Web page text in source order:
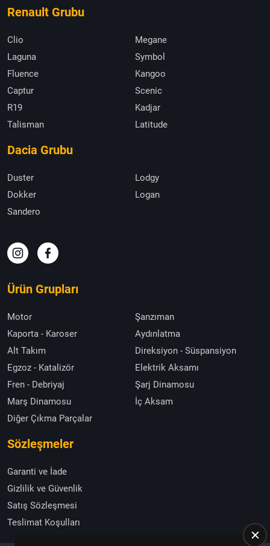
Renault Grubu
Clio
Megane
Laguna
Symbol
Fluence
Kangoo
Captur
Scenic
R19
Kadjar
Talisman
Latitude
Dacia Grubu
Duster
Lodgy
Dokker
Logan
Sandero
Ürün Grupları
Motor
Şanzıman
Kaporta - Karoser
Aydınlatma
Alt Takım
Direksiyon - Süspansiyon
Egzoz - Katalizör
Elektrik Aksamı
Fren - Debriyaj
Şarj Dinamosu
Marş Dinamosu
İç Aksam
Diğer Çıkma Parçalar
Sözleşmeler
Garanti ve İade
Gizlilik ve Güvenlik
Satış Sözleşmesi
Teslimat Koşulları